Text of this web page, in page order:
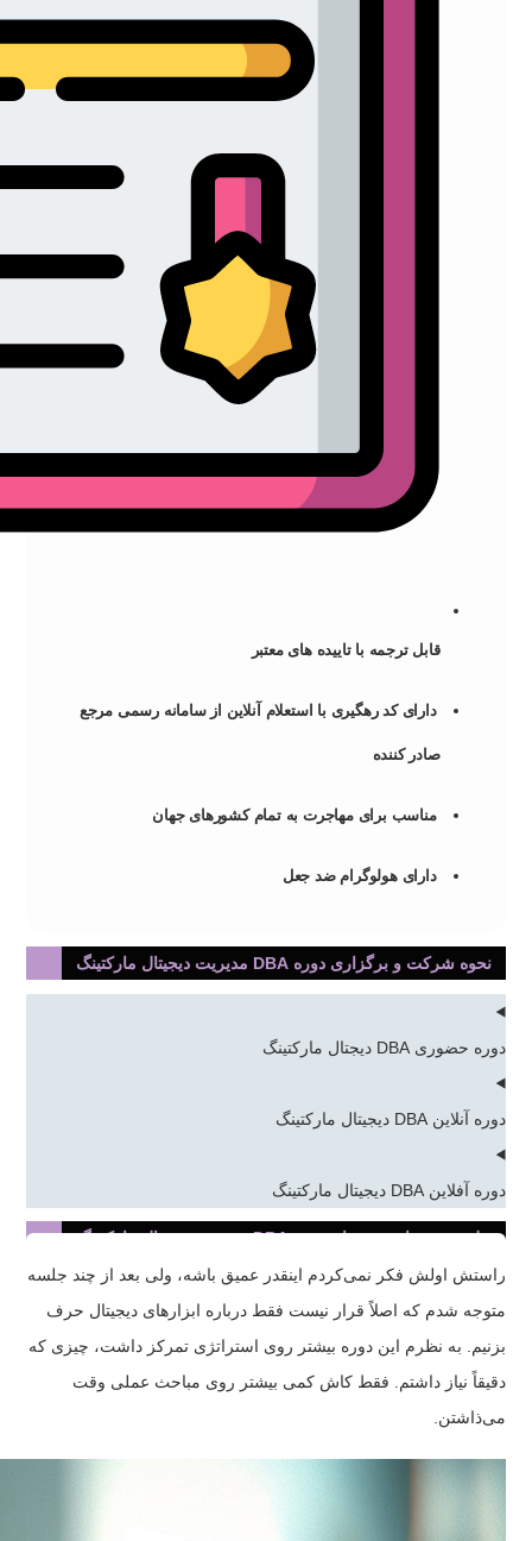
قابل ترجمه با تاییده های معتبر
دارای کد رهگیری با استعلام آنلاین از سامانه رسمی مرجع
صادر کننده
مناسب برای مهاجرت به تمام کشورهای جهان
دارای هولوگرام ضد جعل
نحوه شرکت و برگزاری دوره DBA مدیریت دیجیتال مارکتینگ
دوره حضوری DBA دیجتال مارکتینگ
دوره آنلاین DBA دیجیتال مارکتینگ
دوره آفلاین DBA دیجیتال مارکتینگ
نظرسنجی دانش پذیران دوره DBA مدیریت دیجیتال مارکتینگ
راستش اولش فکر نمی‌کردم اینقدر عمیق باشه، ولی بعد از چند جلسه
متوجه شدم که اصلاً قرار نیست فقط درباره ابزارهای دیجیتال حرف
بزنیم. به نظرم این دوره بیشتر روی استراتژی تمرکز داشت، چیزی که
دقیقاً نیاز داشتم. فقط کاش کمی بیشتر روی مباحث عملی وقت
می‌ذاشتن.